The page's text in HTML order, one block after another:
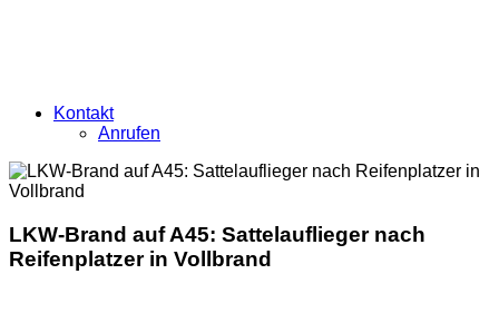
Kontakt
Anrufen
LKW-Brand auf A45: Sattelauflieger nach
Reifenplatzer in Vollbrand